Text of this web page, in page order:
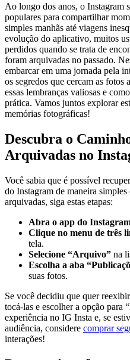
Ao longo dos ⁣anos,⁤ o Instagram
populares para compartilhar
simples manhãs até viagens
evolução do aplicativo, muitos
perdidos quando ⁣se ⁣trata ​de⁢
foram arquivadas no passado.
embarcar ⁢em uma jornada pela⁣
os segredos que cercam ​as
essas lembranças ⁢valiosas e
prática. ‌Vamos juntos explorar
memórias fotográficas!
Descubra o
Arquivadas no
Você sabia que é possível
⁤do Instagram de maneira simples
arquivadas, siga estas etapas:
Abra o ⁤app do
Clique no menu de três‍
tela.
Selecione “Arquivo” na
Escolha a aba
suas fotos.
Se você decidiu que quer
tocá-las e escolher a opção⁤ para⁣
experiência no⁣ IG Insta e, se
audiência,‍ considere comprar
interações!